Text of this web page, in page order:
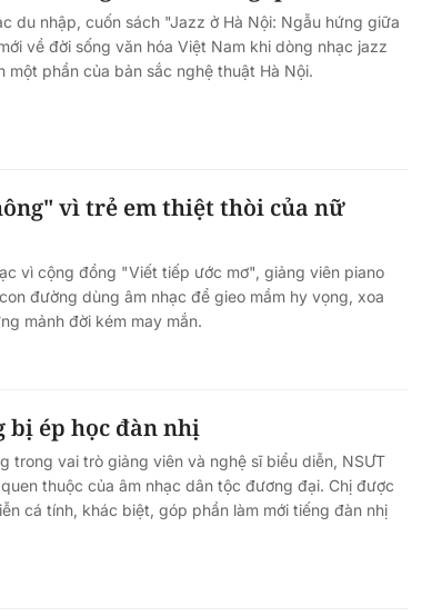
du nhập, cuốn sách "Jazz ở Hà Nội: Ngẫu hứng giữa
về đời sống văn hóa Việt Nam khi dòng nhạc jazz
phần của bản sắc nghệ thuật Hà Nội.
vì trẻ em thiệt thòi của nữ
vì cộng đồng "Viết tiếp ước mơ", giảng viên piano
đường dùng âm nhạc để gieo mầm hy vọng, xoa
mảnh đời kém may mắn.
bị ép học đàn nhị
trong vai trò giảng viên và nghệ sĩ biểu diễn, NSƯT
thuộc của âm nhạc dân tộc đương đại. Chị được
cá tính, khác biệt, góp phần làm mới tiếng đàn nhị